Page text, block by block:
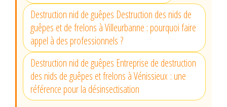
Destruction nid de guêpes Destruction des nids de
guêpes et de frelons à Villeurbanne : pourquoi faire
appel à des professionnels ?
Destruction nid de guêpes Entreprise de destruction
des nids de guêpes et frelons à Vénissieux : une
référence pour la désinsectisation